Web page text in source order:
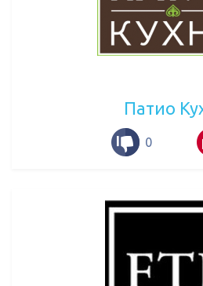
Патио
0